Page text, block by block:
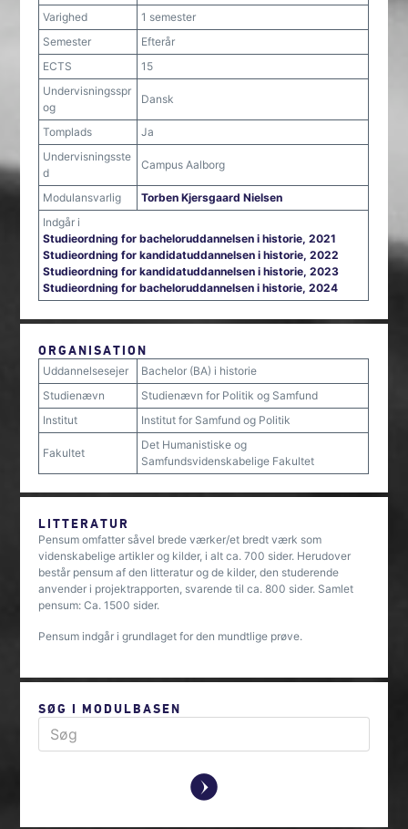
Varighed
1 semester
Semester
Efterår
ECTS
15
Undervisningsspr
og
Dansk
Tomplads
Ja
Undervisningsste
d
Campus Aalborg
Modulansvarlig
Torben Kjersgaard Nielsen
Indgår i
Studieordning for bacheloruddannelsen i historie, 2021
Studieordning for kandidatuddannelsen i historie, 2022
Studieordning for kandidatuddannelsen i historie, 2023
Studieordning for bacheloruddannelsen i historie, 2024
ORGANISATION
Uddannelsesejer
Bachelor (BA) i historie
Studienævn
Studienævn for Politik og Samfund
Institut
Institut for Samfund og Politik
Fakultet
Det Humanistiske og
Samfundsvidenskabelige Fakultet
LITTERATUR
Pensum omfatter såvel brede værker/et bredt værk som
videnskabelige artikler og kilder, i alt ca. 700 sider. Herudover
består pensum af den litteratur og de kilder, den studerende
anvender i projektrapporten, svarende til ca. 800 sider. Samlet
pensum: Ca. 1500 sider.
Pensum indgår i grundlaget for den mundtlige prøve.
SØG I MODULBASEN
y